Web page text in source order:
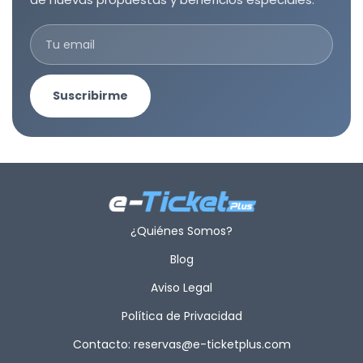
Suscribirme
¿Quiénes Somos?
Blog
Aviso Legal
Política de Privacidad
Contacto: reservas@e-ticketplus.com